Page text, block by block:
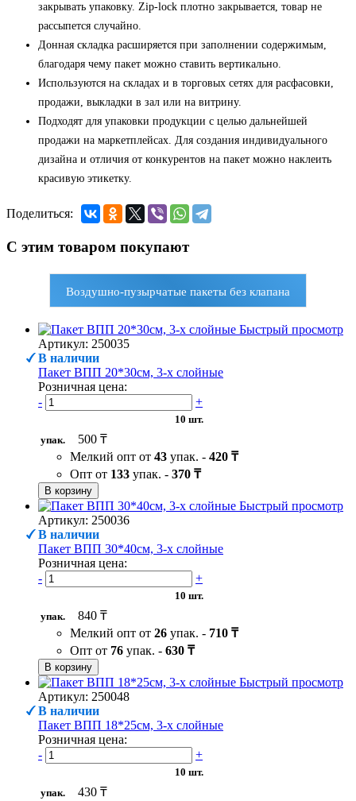
закрывать упаковку. Zip-lock плотно закрывается, товар не
рассыпется случайно.
Донная складка расширяется при заполнении содержимым,
благодаря чему пакет можно ставить вертикально.
Используются на складах и в торговых сетях для расфасовки,
продажи, выкладки в зал или на витрину.
Подходят для упаковки продукции с целью дальнейшей
продажи на маркетплейсах. Для создания индивидуального
дизайна и отличия от конкурентов на пакет можно наклеить
красивую этикетку.
Поделиться:
С этим товаром покупают
Воздушно-пузырчатые пакеты без клапана
Быстрый просмотр
Артикул: 250035
В наличии
Пакет ВПП 20*30см, 3-х слойные
Розничная цена:
-
+
10 шт.
упак.
500 ₸
Мелкий опт от 43 упак. - 420 ₸
Опт от 133 упак. - 370 ₸
В корзину
Быстрый просмотр
Артикул: 250036
В наличии
Пакет ВПП 30*40см, 3-х слойные
Розничная цена:
-
+
10 шт.
упак.
840 ₸
Мелкий опт от 26 упак. - 710 ₸
Опт от 76 упак. - 630 ₸
В корзину
Быстрый просмотр
Артикул: 250048
В наличии
Пакет ВПП 18*25см, 3-х слойные
Розничная цена:
-
+
10 шт.
упак.
430 ₸